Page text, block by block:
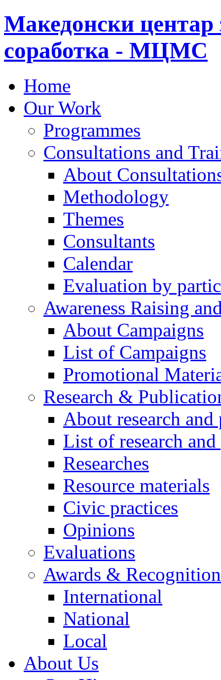
Македонски центар
соработка - МЦМС
Home
Our Work
Programmes
Consultations and
About
Methodology
Themes
Consultants
Calendar
Evaluation by
Awareness Raising
About Campaigns
List of Campaigns
Promotional
Research &
About research
List of research
Researches
Resource materials
Civic practices
Opinions
Evaluations
Awards &
International
National
Local
About Us